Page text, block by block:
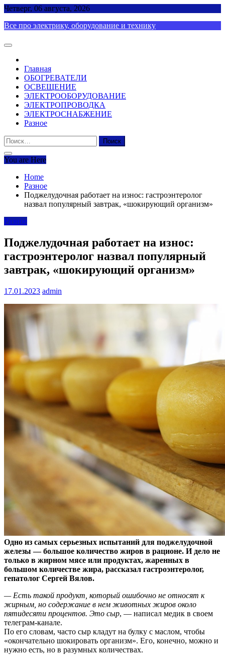
Skip
content
Четверг, 06 августа, 2026
Все про электрику, оборудование и технику
Главная
ОБОГРЕВАТЕЛИ
ОСВЕЩЕНИЕ
ЭЛЕКТРООБОРУДОВАНИЕ
ЭЛЕКТРОПРОВОДКА
ЭЛЕКТРОСНАБЖЕНИЕ
Разное
Найти:
You are Here
Home
Разное
Поджелудочная работает на износ: гастроэнтеролог
назвал популярный завтрак, «шокирующий организм»
Разное
Поджелудочная работает на износ:
гастроэнтеролог назвал популярный
завтрак, «шокирующий организм»
17.01.2023 admin
Одно из самых серьезных испытаний для поджелудочной
железы — большое количество жиров в рационе. И дело не
только в жирном мясе или продуктах, жаренных в
большом количестве жира, рассказал гастроэнтеролог,
гепатолог Сергей Вялов.
— Есть такой продукт, который ошибочно не относят к
жирным, но содержание в нем животных жиров около
пятидесяти процентов. Это сыр, — написал медик в своем
телеграм-канале.
По его словам, часто сыр кладут на булку с маслом, чтобы
«окончательно шокировать организм». Его, конечно, можно и
нужно есть, но в разумных количествах.